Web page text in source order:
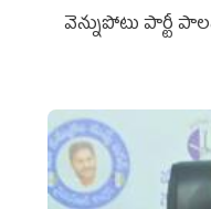
వెన్నుపోటు పార్టీ